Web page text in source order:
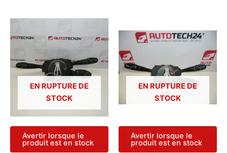
EN RUPTURE DE
STOCK
Avertir lorsque le
produit est en stock
EN RUPTURE DE
STOCK
Avertir lorsque le
produit est en stock